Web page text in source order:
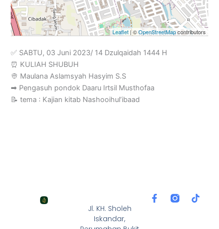
Leaflet| ©OpenStreetMapcontributors
✅ SABTU, 03 Juni 2023/ 14 Dzulqaidah 1444 H
⏰ KULIAH SHUBUH
👳 Maulana Aslamsyah Hasyim S.S
➡ Pengasuh pondok Daaru Irtsil Musthofaa
📝 tema : Kajian kitab Nashooihul’ibaad
Jl. KH. Sholeh
Iskandar,
F
T